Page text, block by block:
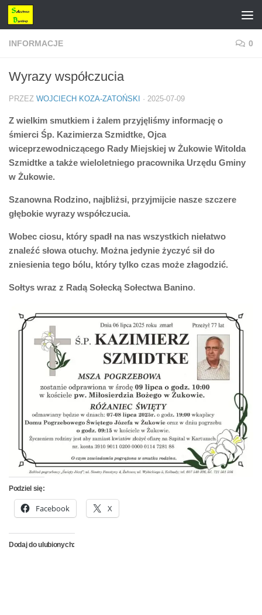
Przejdź do treści
INFORMACJE 0
Wyrazy współczucia
PRZEZ WOJCIECH KOZA-ZATOŃSKI · 2025-07-09
Z wielkim smutkiem i żalem przyjęliśmy informację o
śmierci Śp. Kazimierza Szmidtke, Ojca
wiceprzewodniczącego Rady Miejskiej w Żukowie Witolda
Szmidtke a także wieloletniego pracownika Urzędu Gminy
w Żukowie.
Szanowna Rodzino, najbliżsi, przyjmijcie nasze szczere
głębokie wyrazy współczucia.
Wobec ciosu, który spadł na nas wszystkich niełatwo
znaleźć słowa otuchy. Można jedynie życzyć sił do
zniesienia tego bólu, który tylko czas może złagodzić.
Sołtys wraz z Radą Sołecką Sołectwa Banino.
Podziel się:
Facebook X
Dodaj do ulubionych: